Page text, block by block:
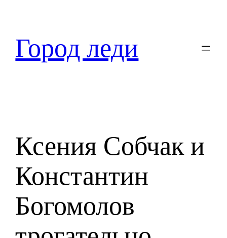
содержимому
Город леди
Ксения Собчак и
Константин
Богомолов